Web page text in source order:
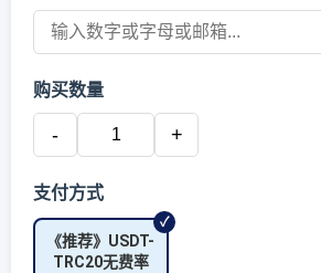
购买数量
- +
支付方式
《推荐》USDT-
TRC20无费率